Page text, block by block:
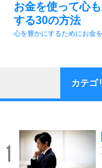
お金を使って心
する30の方法
心を豊かにするためにお金を
カテゴ
1